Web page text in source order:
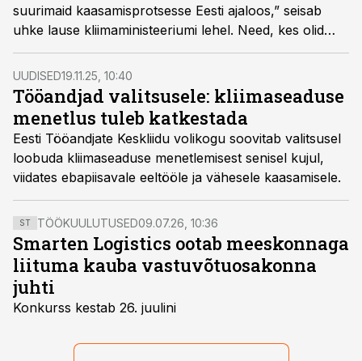
suurimaid kaasamisprotsesse Eesti ajaloos,” seisab
uhke lause kliimaministeeriumi lehel. Need, kes olid
kaasatud, pole selle väitega sugugi nõus.
UUDISED19.11.25, 10:40
Tööandjad valitsusele: kliimaseaduse
menetlus tuleb katkestada
Eesti Tööandjate Keskliidu volikogu soovitab valitsusel
loobuda kliimaseaduse menetlemisest senisel kujul,
viidates ebapiisavale eeltööle ja vähesele kaasamisele.
ST TÖÖKUULUTUSED09.07.26, 10:36
Smarten Logistics ootab meeskonnaga
liituma kauba vastuvõtuosakonna
juhti
Konkurss kestab 26. juulini